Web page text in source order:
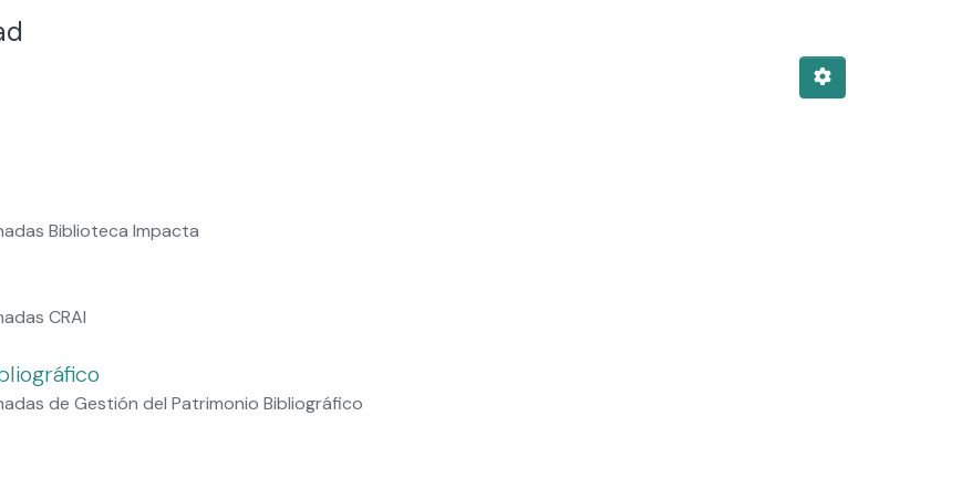
Biblioteca Impacta
CRAI
de Gestión del Patrimonio Bibliográfico